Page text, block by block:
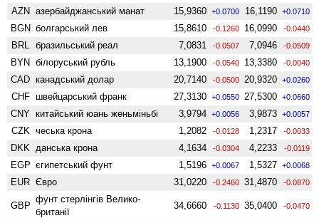
AZN азербайджанський манат 15,9360 +0.0700 16,1190 +0.0710
BGN болгарський лев 15,8610 -0.1260 16,0990 -0.0440
BRL бразильський реал 7,0831 -0.0507 7,0946 -0.0509
BYN білоруський рубль 13,1900 -0.0540 13,3380 -0.0040
CAD канадський долар 20,7140 -0.0500 20,9320 +0.0260
CHF швейцарський франк 27,3130 +0.0550 27,5300 +0.0660
CNY китайський юань женьмiньбi 3,9794 +0.0056 3,9873 +0.0057
CZK чеська крона 1,2082 -0.0128 1,2317 -0.0033
DKK данська крона 4,1634 -0.0304 4,2233 -0.0119
EGP єгипетський фунт 1,5196 +0.0067 1,5327 +0.0068
EUR Євро 31,0220 -0.2460 31,4870 -0.0870
GBP
фунт стерлінгів Велико­
британії
34,6660 -0.1130 35,0400 -0.0470